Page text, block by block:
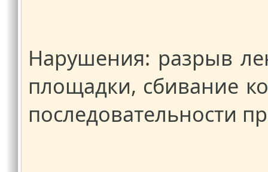
Нарушения: разрыв
площадки, сбивание
последовательности